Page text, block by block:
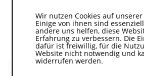
down-arrow.svg
Wir nutzen Cookies auf
Einige von ihnen sind
andere uns helfen, diese
Erfahrung zu verbessern. Die
dafür ist freiwillig, für die
Website nicht notwendig und
widerrufen werden.